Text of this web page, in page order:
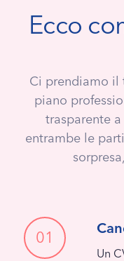
Ecco
Ci prendiamo il
piano
trasparente
entrambe le
01
Un